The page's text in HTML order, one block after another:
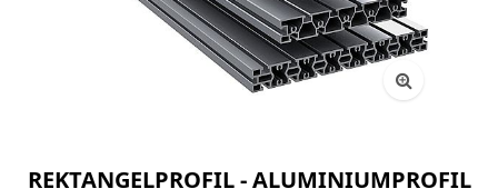
REKTANGELPROFIL - ALUMINIUMPROFIL